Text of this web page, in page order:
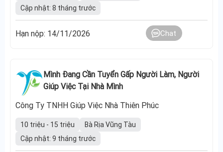
Cập nhật: 8 tháng trước
Hạn nộp: 14/11/2026 Chat
Mình Đang Cần Tuyển Gấp Người Làm, Người
Giúp Việc Tại Nhà Mình
Công Ty TNHH Giúp Việc Nhà Thiên Phúc
10 triệu - 15 triệu
Bà Rịa Vũng Tàu
Cập nhật: 9 tháng trước